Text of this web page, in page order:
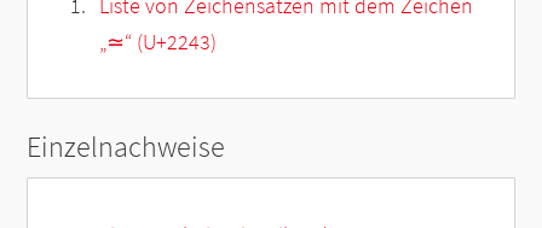
„≃“ (U+2243)
Einzelnachweise